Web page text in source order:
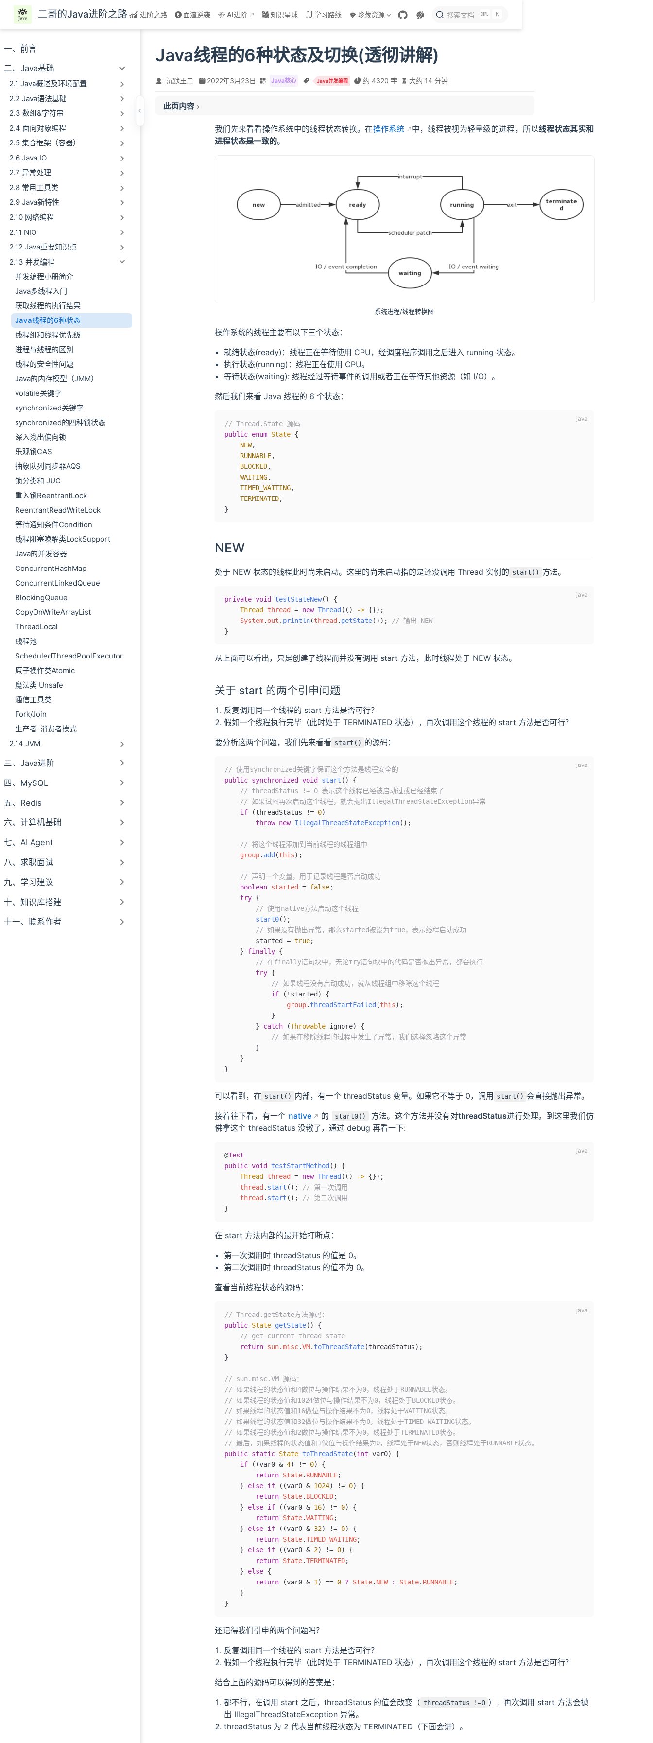
跳至主要內容
二哥的Java进阶之路 进阶之路 面渣逆袭 AI进阶 知识星球 学习路线 珍藏资源 搜索文档 K
一、前言
二、Java基础
2.1 Java概述及环境配置
2.2 Java语法基础
2.3 数组&字符串
2.4 面向对象编程
2.5 集合框架（容器）
2.6 Java IO
2.7 异常处理
2.8 常用工具类
2.9 Java新特性
2.10 网络编程
2.11 NIO
2.12 Java重要知识点
2.13 并发编程
并发编程小册简介
Java多线程入门
获取线程的执行结果
Java线程的6种状态
线程组和线程优先级
进程与线程的区别
线程的安全性问题
Java的内存模型（JMM）
volatile关键字
synchronized关键字
synchronized的四种锁状态
深入浅出偏向锁
乐观锁CAS
抽象队列同步器AQS
锁分类和 JUC
重入锁ReentrantLock
ReentrantReadWriteLock
等待通知条件Condition
线程阻塞唤醒类LockSupport
Java的并发容器
ConcurrentHashMap
ConcurrentLinkedQueue
BlockingQueue
CopyOnWriteArrayList
ThreadLocal
线程池
ScheduledThreadPoolExecutor
原子操作类Atomic
魔法类 Unsafe
通信工具类
Fork/Join
生产者-消费者模式
2.14 JVM
三、Java进阶
四、MySQL
五、Redis
六、计算机基础
七、AI Agent
八、求职面试
九、学习建议
十、知识库搭建
十一、联系作者
Java线程的6种状态及切换(透彻讲解)
沉默王二 2022年3月23日 Java核心 Java并发编程 约 4320 字 大约 14 分钟
此页内容
关于 start 的两个引申问题
BLOCKED 与 RUNNABLE 状态的转换
WAITING 状态与 RUNNABLE 状态的转换
我们先来看看操作系统中的线程状态转换。在操作系统 中，线程被视为轻量级的进程，所以线程状态其实和
进程状态是一致的。
系统进程/线程转换图
操作系统的线程主要有以下三个状态：
就绪状态(ready)：线程正在等待使用 CPU，经调度程序调用之后进入 running 状态。
执行状态(running)：线程正在使用 CPU。
等待状态(waiting): 线程经过等待事件的调用或者正在等待其他资源（如 I/O）。
然后我们来看 Java 线程的 6 个状态：
// Thread.State 源码
public enum State {
    NEW
,
    RUNNABLE
,
    BLOCKED
,
    WAITING
,
    TIMED_WAITING
,
    TERMINATED
;
}
NEW
处于 NEW 状态的线程此时尚未启动。这里的尚未启动指的是还没调用 Thread 实例的 start() 方法。
private void testStateNew() {
    Thread
thread = new Thread (() -> {}) ;
    System
. out . println(thread . getState());
// 输出 NEW
}
从上面可以看出，只是创建了线程而并没有调用 start 方法，此时线程处于 NEW 状态。
关于 start 的两个引申问题
反复调用同一个线程的 start 方法是否可行？
假如一个线程执行完毕（此时处于 TERMINATED 状态），再次调用这个线程的 start 方法是否可行？
要分析这两个问题，我们先来看看 start() 的源码：
// 使用synchronized关键字保证这个方法是线程安全的
public synchronized void start () {
    // threadStatus != 0 表示这个线程已经被启动过或已经结束了
    // 如果试图再次启动这个线程，就会抛出IllegalThreadStateException异常
    if
(threadStatus != 0)
        throw
new IllegalThreadStateException() ;
    // 将这个线程添加到当前线程的线程组中
    group
. add (this);
    // 声明一个变量，用于记录线程是否启动成功
    boolean
started = false;
    try
{
        // 使用native方法启动这个线程
        start0
() ;
        // 如果没有抛出异常，那么started被设为true，表示线程启动成功
        started
= true;
    }
finally {
        // 在finally语句块中，无论try语句块中的代码是否抛出异常，都会执行
        try
{
            // 如果线程没有启动成功，就从线程组中移除这个线程
            if
( ! started) {
                group
. threadStartFailed (this);
            }
        }
catch (Throwable ignore) {
            // 如果在移除线程的过程中发生了异常，我们选择忽略这个异常
        }
    }
}
可以看到，在 start() 内部，有一个 threadStatus 变量。如果它不等于 0，调用 start() 会直接抛出异常。
接着往下看，有一个 native 的 start0() 方法。这个方法并没有对threadStatus进行处理。到这里我们仿
佛拿这个 threadStatus 没辙了，通过 debug 再看一下:
@Test
public void testStartMethod () {
    Thread
thread = new Thread (() -> {}) ;
    thread
. start ();
// 第一次调用
    thread
. start ();
// 第二次调用
}
在 start 方法内部的最开始打断点：
第一次调用时 threadStatus 的值是 0。
第二次调用时 threadStatus 的值不为 0。
查看当前线程状态的源码：
// Thread.getState方法源码：
public State getState() {
    // get current thread state
    return
sun.misc.VM. toThreadState(threadStatus);
}
// sun.misc.VM 源码：
// 如果线程的状态值和4做位与操作结果不为0，线程处于RUNNABLE状态。
// 如果线程的状态值和1024做位与操作结果不为0，线程处于BLOCKED状态。
// 如果线程的状态值和16做位与操作结果不为0，线程处于WAITING状态。
// 如果线程的状态值和32做位与操作结果不为0，线程处于TIMED_WAITING状态。
// 如果线程的状态值和2做位与操作结果不为0，线程处于TERMINATED状态。
// 最后，如果线程的状态值和1做位与操作结果为0，线程处于NEW状态，否则线程处于RUNNABLE状态。
public static State toThreadState(int var0) {
    if
((var0 & 4) != 0) {
        return
State. RUNNABLE;
    }
else if ((var0 & 1024) != 0) {
        return
State. BLOCKED;
    }
else if ((var0 & 16) != 0) {
        return
State.WAITING;
    }
else if ((var0 & 32) != 0) {
        return
State.TIMED_WAITING;
    }
else if ((var0 & 2) != 0) {
        return
State.TERMINATED;
    }
else {
        return
(var0 & 1) == 0 ? State. NEW : State. RUNNABLE;
    }
}
还记得我们引申的两个问题吗？
反复调用同一个线程的 start 方法是否可行？
假如一个线程执行完毕（此时处于 TERMINATED 状态），再次调用这个线程的 start 方法是否可行？
结合上面的源码可以得到的答案是：
都不行，在调用 start 之后，threadStatus 的值会改变（ threadStatus !=0 ），再次调用 start 方法会抛
出 IllegalThreadStateException 异常。
threadStatus 为 2 代表当前线程状态为 TERMINATED（下面会讲）。